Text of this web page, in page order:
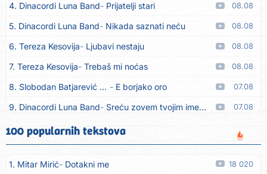
4. Dinacordi Luna Band Prijatelji stari 08.08
5. Dinacordi Luna Band Nikada saznati neću 08.08
6. Tereza Kesovija Ljubavi nestaju 08.08
7. Tereza Kesovija Trebaš mi noćas 08.08
8. Slobodan Batjarević Čobe E borjako oro 07.08
9. Dinacordi Luna Band Sreću zovem tvojim imenom (feat. Kristina Smetko) 07.08
10. Dinacordi Luna Band Tamburaši (feat. Kristina Smetko)
11. Dinacordi Luna Band Tvoja šutnja (feat. Kristina Smetko) 07.08
12. Tamara Brusić Neću kuhat´, neću prat´ 07.08
100 popularnih tekstova
1. Mitar Mirić Dotakni me 18 020